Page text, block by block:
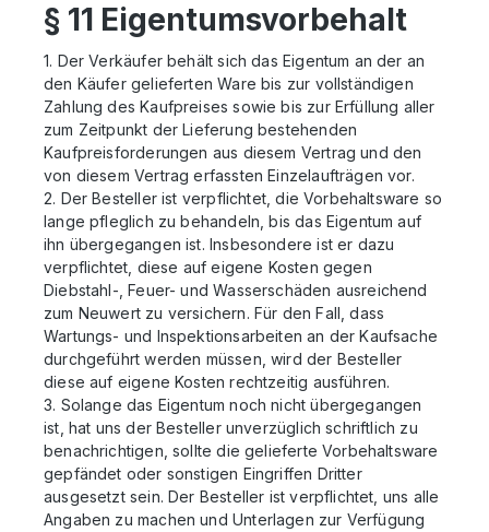
§ 11 Eigentumsvorbehalt
1. Der Verkäufer behält sich das Eigentum an der an
den Käufer gelieferten Ware bis zur vollständigen
Zahlung des Kaufpreises sowie bis zur Erfüllung aller
zum Zeitpunkt der Lieferung bestehenden
Kaufpreisforderungen aus diesem Vertrag und den
von diesem Vertrag erfassten Einzelaufträgen vor.
2. Der Besteller ist verpflichtet, die Vorbehaltsware so
lange pfleglich zu behandeln, bis das Eigentum auf
ihn übergegangen ist. Insbesondere ist er dazu
verpflichtet, diese auf eigene Kosten gegen
Diebstahl-, Feuer- und Wasserschäden ausreichend
zum Neuwert zu versichern. Für den Fall, dass
Wartungs- und Inspektionsarbeiten an der Kaufsache
durchgeführt werden müssen, wird der Besteller
diese auf eigene Kosten rechtzeitig ausführen.
3. Solange das Eigentum noch nicht übergegangen
ist, hat uns der Besteller unverzüglich schriftlich zu
benachrichtigen, sollte die gelieferte Vorbehaltsware
gepfändet oder sonstigen Eingriffen Dritter
ausgesetzt sein. Der Besteller ist verpflichtet, uns alle
Angaben zu machen und Unterlagen zur Verfügung